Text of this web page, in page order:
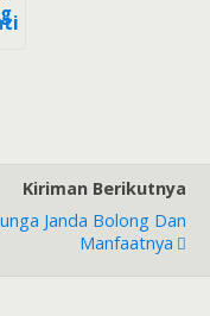
Kiriman Berikutnya
Janda Bolong Dan
Manfaatnya